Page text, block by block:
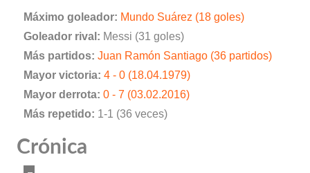
Máximo goleador: Mundo Suárez (18 goles)
Goleador rival: Messi (31 goles)
Más partidos: Juan Ramón Santiago (36 partidos)
Mayor victoria: 4 - 0 (18.04.1979)
Mayor derrota: 0 - 7 (03.02.2016)
Más repetido: 1-1 (36 veces)
Crónica